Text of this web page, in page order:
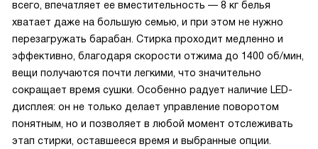
всего, впечатляет ее вместительность — 8 кг белья
хватает даже на большую семью, и при этом не нужно
перезагружать барабан. Стирка проходит медленно и
эффективно, благодаря скорости отжима до 1400 об/мин,
вещи получаются почти легкими, что значительно
сокращает время сушки. Особенно радует наличие LED-
дисплея: он не только делает управление поворотом
понятным, но и позволяет в любой момент отслеживать
этап стирки, оставшееся время и выбранные опции.